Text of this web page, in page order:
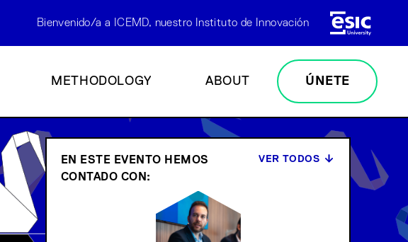
Bienvenido/a a ICEMD, nuestro Instituto de Innovación
METHODOLOGY ABOUT ÚNETE
EN ESTE EVENTO HEMOS
CONTADO CON:
VER TODOS